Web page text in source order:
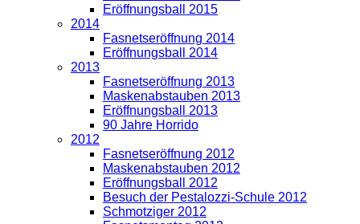
Eröffnungsball 2015
2014
Fasnetseröffnung 2014
Eröffnungsball 2014
2013
Fasnetseröffnung 2013
Maskenabstauben 2013
Eröffnungsball 2013
90 Jahre Horrido
2012
Fasnetseröffnung 2012
Maskenabstauben 2012
Eröffnungsball 2012
Besuch der Pestalozzi-Schule 2012
Schmotziger 2012